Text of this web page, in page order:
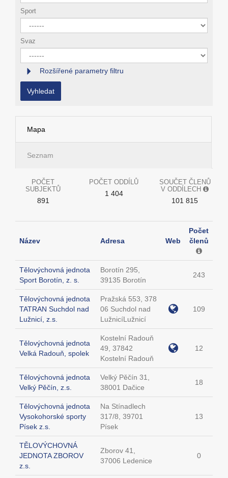
Sport
Svaz
Rozšířené parametry filtru
Vyhledat
Mapa
Seznam
POČET
SUBJEKTŮ
891
POČET ODDÍLŮ
1 404
SOUČET ČLENŮ
V ODDÍLECH
101 815
Název Adresa Web
Počet
členů
Tělovýchovná jednota
Sport Borotín, z. s.
Borotín 295,
39135 Borotín
243
Tělovýchovná jednota
TATRAN Suchdol nad
Lužnicí, z.s.
Pražská 553, 378
06 Suchdol nad
LužnicíLužnicí
109
Tělovýchovná jednota
Velká Radouň, spolek
Kostelní Radouň
49, 37842
Kostelní Radouň
12
Tělovýchovná jednota
Velký Pěčín, z.s.
Velký Pěčín 31,
38001 Dačice
18
Tělovýchovná jednota
Vysokohorské sporty
Písek z.s.
Na Stínadlech
317/8, 39701
Písek
13
TĚLOVÝCHOVNÁ
JEDNOTA ZBOROV
z.s.
Zborov 41,
37006 Ledenice
0